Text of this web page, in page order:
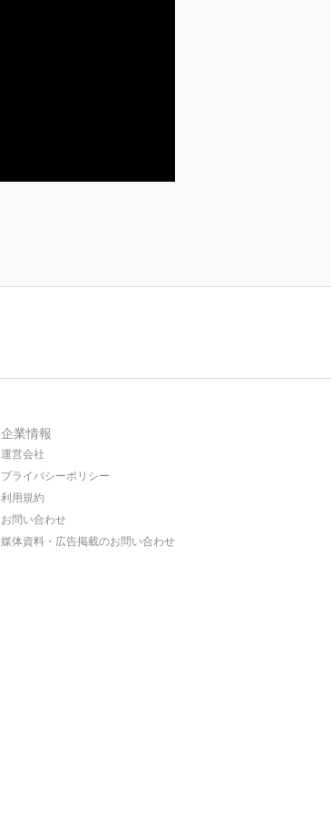
企業情報
運営会社
プライバシーポリシー
利用規約
お問い合わせ
媒体資料・広告掲載のお問い合わせ